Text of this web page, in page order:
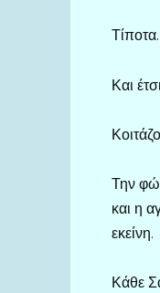
Τίποτα.
Και
Την
και η
εκείνη.
Κάθε